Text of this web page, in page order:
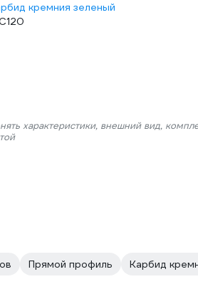
кремния зеленый
характеристики, внешний вид,
Прямой профиль Карбид